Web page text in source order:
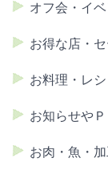
オフ会・イベ
お得な店・
お料理・レ
お知らせやＰ
お肉・魚・